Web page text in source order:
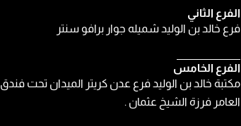
الفرع الثاني
فرع خالد بن الوليد شميله جوار برافو سنتر
الفرع الخامس
مكتبة خالد بن الوليد فرع عدن كريتر الميدان تحت فندق
العامر فرزة الشيخ عثمان .